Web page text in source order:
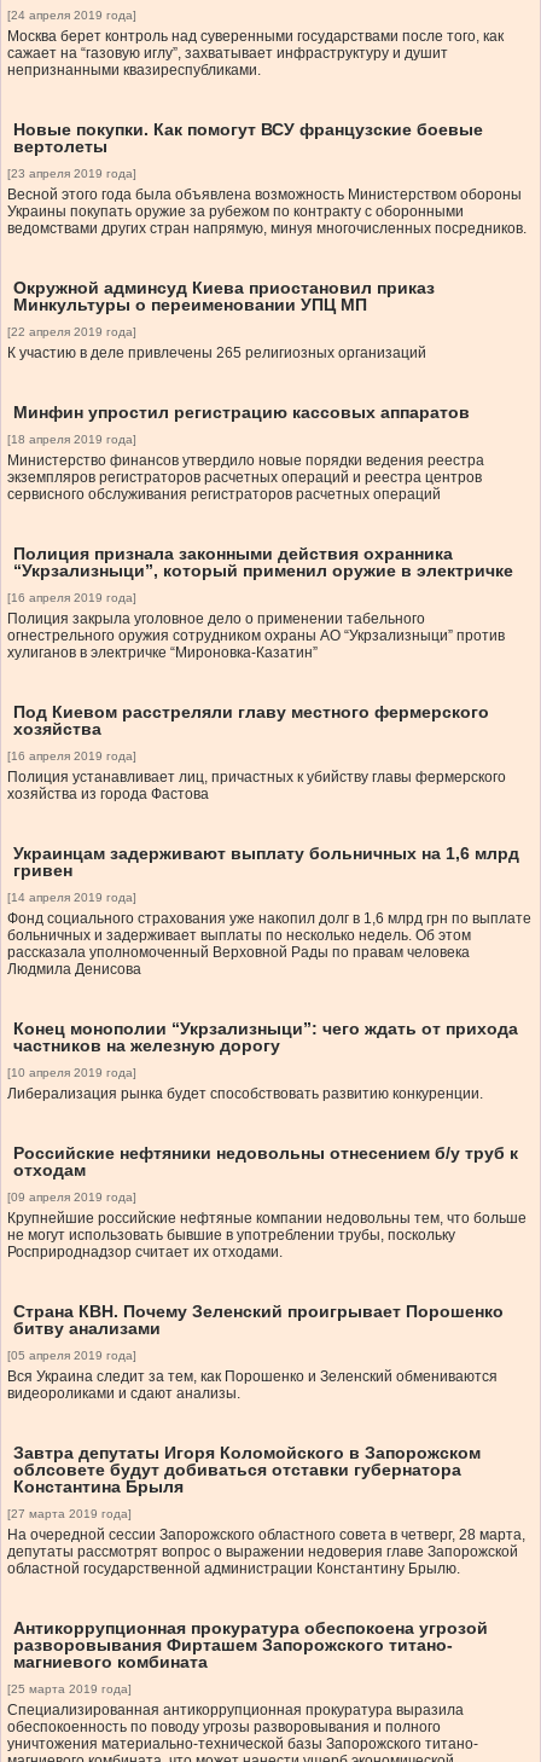
[24 апреля 2019 года]
Москва берет контроль над суверенными государствами после того, как
сажает на “газовую иглу”, захватывает инфраструктуру и душит
непризнанными квазиреспубликами.
Новые покупки. Как помогут ВСУ французские боевые
вертолеты
[23 апреля 2019 года]
Весной этого года была объявлена возможность Министерством обороны
Украины покупать оружие за рубежом по контракту с оборонными
ведомствами других стран напрямую, минуя многочисленных посредников.
Окружной админсуд Киева приостановил приказ
Минкультуры о переименовании УПЦ МП
[22 апреля 2019 года]
К участию в деле привлечены 265 религиозных организаций
Минфин упростил регистрацию кассовых аппаратов
[18 апреля 2019 года]
Министерство финансов утвердило новые порядки ведения реестра
экземпляров регистраторов расчетных операций и реестра центров
сервисного обслуживания регистраторов расчетных операций
Полиция признала законными действия охранника
“Укрзализныци”, который применил оружие в электричке
[16 апреля 2019 года]
Полиция закрыла уголовное дело о применении табельного
огнестрельного оружия сотрудником охраны АО “Укрзализныци” против
хулиганов в электричке “Мироновка-Казатин”
Под Киевом расстреляли главу местного фермерского
хозяйства
[16 апреля 2019 года]
Полиция устанавливает лиц, причастных к убийству главы фермерского
хозяйства из города Фастова
Украинцам задерживают выплату больничных на 1,6 млрд
гривен
[14 апреля 2019 года]
Фонд социального страхования уже накопил долг в 1,6 млрд грн по выплате
больничных и задерживает выплаты по несколько недель. Об этом
рассказала уполномоченный Верховной Рады по правам человека
Людмила Денисова
Конец монополии “Укр­зализныци”: чего ждать от прихода
частников на железную дорогу
[10 апреля 2019 года]
Либерализация рынка будет способствовать развитию конкуренции.
Российские нефтяники недовольны отнесением б/у труб к
отходам
[09 апреля 2019 года]
Крупнейшие российские нефтяные компании недовольны тем, что больше
не могут использовать бывшие в употреблении трубы, поскольку
Росприроднадзор считает их отходами.
Страна КВН. Почему Зеленский проигрывает Порошенко
битву анализами
[05 апреля 2019 года]
Вся Украина следит за тем, как Порошенко и Зеленский обмениваются
видеороликами и сдают анализы.
Завтра депутаты Игоря Коломойского в Запорожском
облсовете будут добиваться отставки губернатора
Константина Брыля
[27 марта 2019 года]
На очередной сессии Запорожского областного совета в четверг, 28 марта,
депутаты рассмотрят вопрос о выражении недоверия главе Запорожской
областной государственной администрации Константину Брылю.
Антикоррупционная прокуратура обеспокоена угрозой
разворовывания Фирташем Запорожского титано-
магниевого комбината
[25 марта 2019 года]
Специализированная антикоррупционная прокуратура выразила
обеспокоенность по поводу угрозы разворовывания и полного
уничтожения материально-технической базы Запорожского титано-